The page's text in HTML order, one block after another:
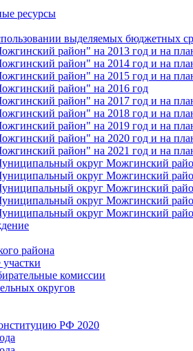
ресурсы
выделяемых бюджетных
район" на 2013 год и на
район" на 2014 год и на
район" на 2015 год и на
район" на 2016 год
район" на 2017 год и на
район" на 2018 год и на
район" на 2019 год и на
район" на 2020 год и на
район" на 2021 год и на
округ Можгинский
округ Можгинский
округ Можгинский
округ Можгинский
округ Можгинский
района
комиссии
округов
РФ 2020